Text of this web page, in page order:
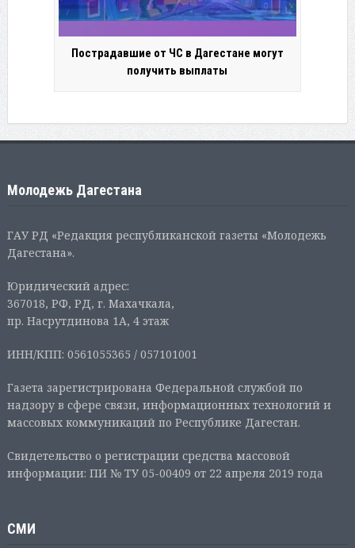
Пострадавшие от ЧС в Дагестане могут
получить выплаты
Молодежь Дагестана
ГАУ РД «Редакция республиканской газеты «Молодежь
Дагестана».
Юридический адрес:
367018, РФ, РД, г. Махачкала,
пр. Насрутдинова 1А, 4 этаж
ИНН/КПП: 0561055365 / 057101001
Газета зарегистрирована Федеральной службой по
надзору в сфере связи, информационных технологий и
массовых коммуникаций по Республике Дагестан.
Свидетельство о регистрации средства массовой
информации: ПИ № ТУ 05-00409 от 22 апреля 2019 года
СМИ